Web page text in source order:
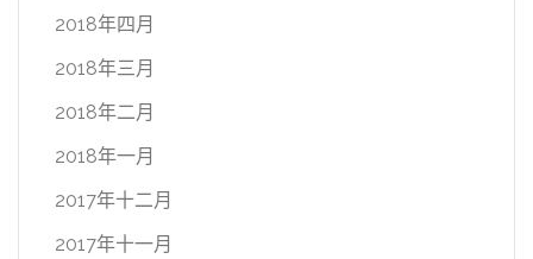
2018年四月
2018年三月
2018年二月
2018年一月
2017年十二月
2017年十一月